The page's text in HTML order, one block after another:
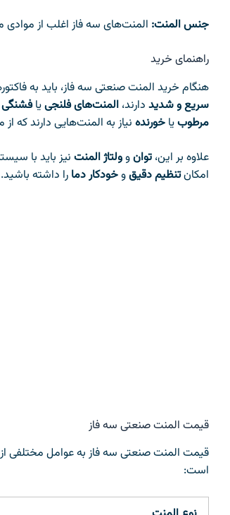
جنس المنت: المنت‌های سه فاز اغلب از موادی
راهنمای خرید
هنگام خرید المنت صنعتی سه فاز، باید به
سریع و شدید دارند، المنت‌های فلنجییافشنگی
مرطوبیا خورنده نیاز به المنت‌هایی دارند که
علاوه بر این، توانوولتاژ المنت نیز باید با
امکانتنظیم دقیقوخودکار دما را داشته باشید.
قیمت المنت صنعتی سه فاز
است: